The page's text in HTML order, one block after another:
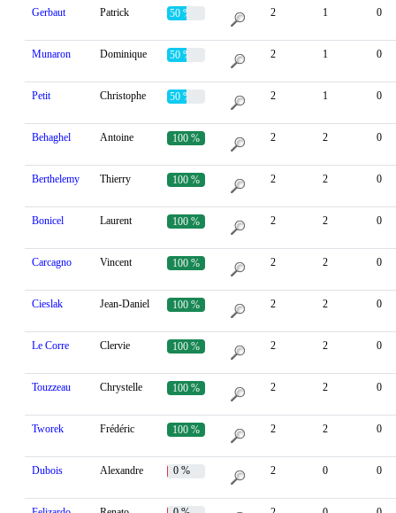
Gerbaut Patrick 50 % 2 1 0
Munaron Dominique 50 % 2 1 0
Petit Christophe 50 % 2 1 0
Behaghel Antoine 100 % 2 2 0
Berthelemy Thierry 100 % 2 2 0
Bonicel Laurent 100 % 2 2 0
Carcagno Vincent 100 % 2 2 0
Cieslak Jean-Daniel 100 % 2 2 0
Le Corre Clervie 100 % 2 2 0
Touzzeau Chrystelle 100 % 2 2 0
Tworek Frédéric 100 % 2 2 0
Dubois Alexandre 0 % 2 0 0